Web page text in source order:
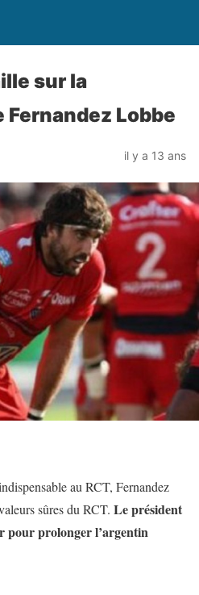
sur la
Lobbe
il y a 13 ans
au RCT, Fernandez
sûres du RCT. Le président
pour prolonger l’argentin